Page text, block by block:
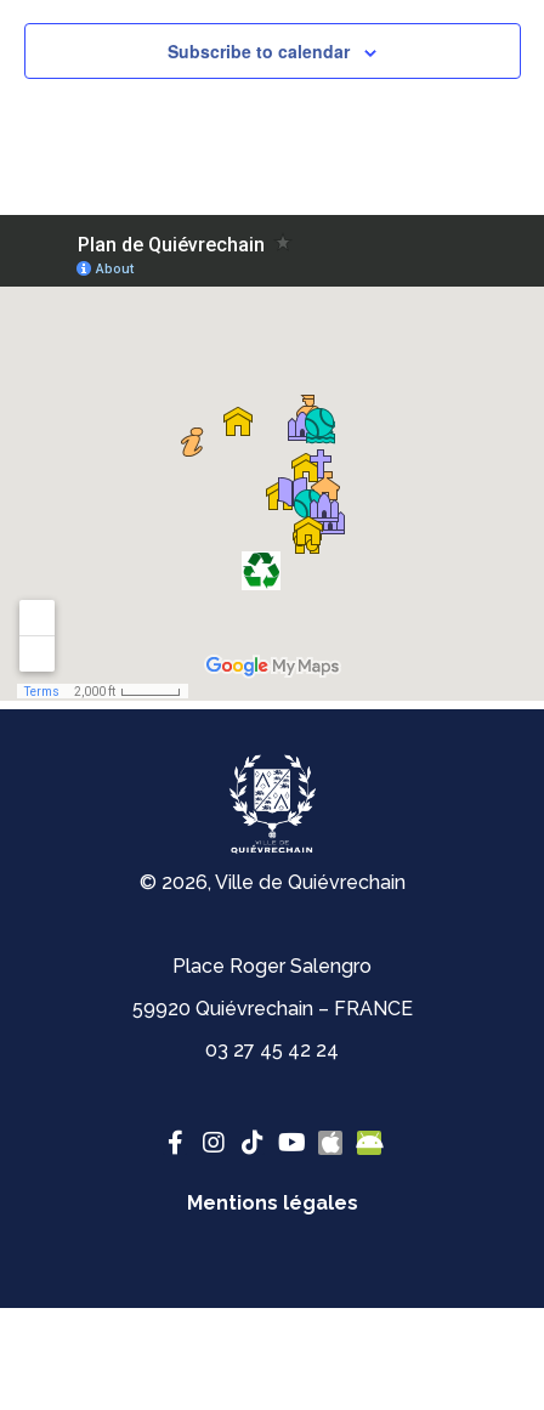
Subscribe to calendar
© 2026, Ville de Quiévrechain
Place Roger Salengro
59920 Quiévrechain – FRANCE
03 27 45 42 24
Mentions légales